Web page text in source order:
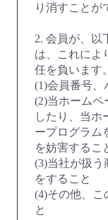
り消すことが
2. 会員が、以
は、これによ
任を負います。
(1)会員番号、
(2)当ホームペ
したり、当ホ
ープログラム
を妨害するこ
(3)当社が扱う
をすること
(4)その他、こ
と